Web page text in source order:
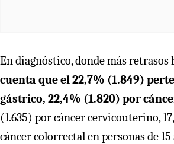
En diagnóstico, donde más retrasos
cuenta que el 22,7% (1.849)
gástrico, 22,4% (1.820) por
(1.635) por cáncer cervicouterino,
cáncer colorrectal en personas de